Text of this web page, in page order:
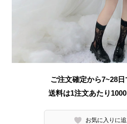
ご注文確定から7~28
送料は1注文あたり 1000
お気に入りに